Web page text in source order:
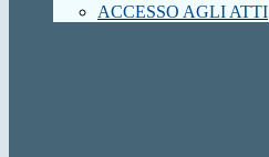
ACCESSO AGLI ATTI